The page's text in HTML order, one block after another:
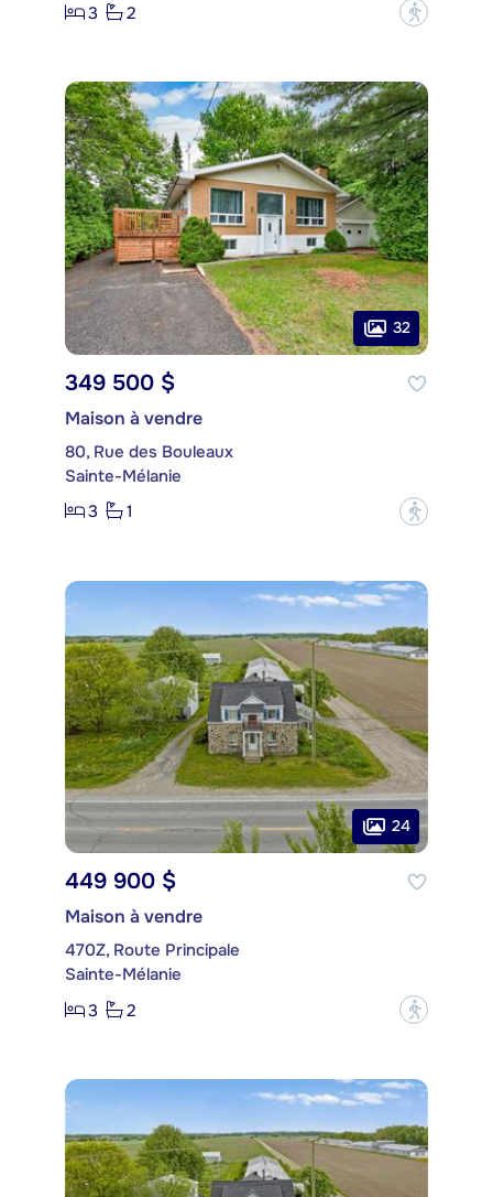
3
2 ?
32
349 500 $
Maison à vendre
80, Rue des Bouleaux
Sainte-Mélanie
3
1 ?
24
449 900 $
Maison à vendre
470Z, Route Principale
Sainte-Mélanie
3
2 ?